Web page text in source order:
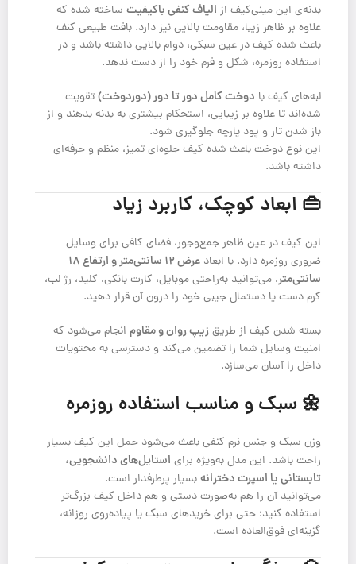
بدنه‌ی این مینی‌کیف از الیاف کنفی باکیفیت ساخته شده که
علاوه بر ظاهر زیبا، مقاومت بالایی نیز دارد. بافت طبیعی کنف
باعث شده کیف در عین سبکی، دوام بالایی داشته باشد و در
استفاده روزمره، شکل و فرم خود را از دست ندهد.
لبه‌های کیف با دوخت کامل دور تا دور (دوردوخت)تقویت
شده‌اند تا علاوه بر زیبایی، استحکام بیشتری به بدنه بدهند و از
باز شدن تار و پود پارچه جلوگیری شود.
این نوع دوخت باعث شده کیف جلوه‌ای تمیز، منظم و حرفه‌ای
داشته باشد.
👜 ابعاد کوچک، کاربرد زیاد
این کیف در عین ظاهر جمع‌وجور، فضای کافی برای وسایل
ضروری روزمره دارد. با ابعاد
عرض ۱۲ سانتی‌متر و ارتفاع ۱۸
سانتی‌متر، می‌توانید به‌راحتی موبایل، کارت بانکی، کلید، رژ لب،
کرم دست یا دستمال جیبی خود را درون آن قرار دهید.
بسته شدن کیف از طریقزیپ روان و مقاوم انجام می‌شود که
امنیت وسایل شما را تضمین می‌کند و دسترسی به محتویات
داخل را آسان می‌سازد.
🌼 سبک و مناسب استفاده روزمره
وزن سبک و جنس نرم کنفی باعث می‌شود حمل این کیف بسیار
راحت باشد. این مدل به‌ویژه برای استایل‌های دانشجویی،
تابستانی یا اسپرت دخترانهبسیار پرطرفدار است.
می‌توانید آن را هم به‌صورت دستی و هم داخل کیف بزرگ‌تر
استفاده کنید؛ حتی برای خریدهای سبک یا پیاده‌روی روزانه،
گزینه‌ای فوق‌العاده است.